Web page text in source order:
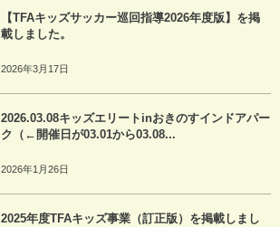
【TFAキッズサッカー巡回指導2026年度版】を掲
載しました。
2026年3月17日
2026.03.08キッズエリートinおきのすインドアパー
ク（←開催日が03.01から03.08...
2026年1月26日
2025年度TFAキッズ事業（訂正版）を掲載しまし